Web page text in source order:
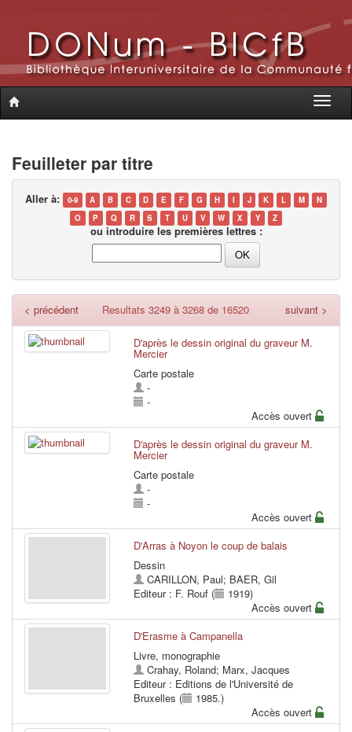
Toggle
Feuilleter par titre
Aller à: 0-9 A B C D E F G H I J K L M
N
O
P Q R S T U V W X Y Z
ou introduire les premières lettres :
Resultats 3249 à 3268 de 16520
< précédent suivant >
D'après le dessin original du graveur M.
Mercier
Carte postale
-
-
Accès ouvert
D'après le dessin original du graveur M.
Mercier
Carte postale
-
-
Accès ouvert
D'Arras à Noyon le coup de balais
Dessin
CARILLON, Paul; BAER, Gil
Editeur : F. Rouf (
1919)
Accès ouvert
D'Erasme à Campanella
Livre, monographie
Crahay, Roland; Marx, Jacques
Editeur : Editions de l'Université de
Bruxelles (
1985.)
Accès ouvert